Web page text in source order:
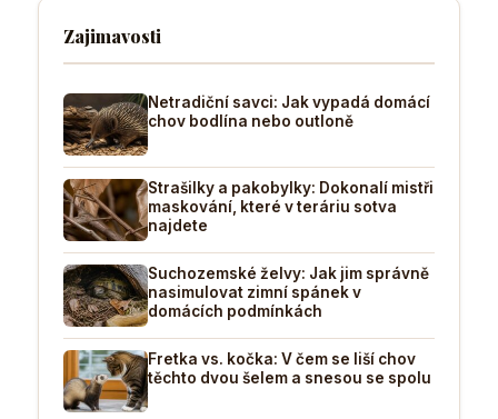
Zajimavosti
Netradiční savci: Jak vypadá domácí
chov bodlína nebo outloně
Strašilky a pakobylky: Dokonalí mistři
maskování, které v teráriu sotva
najdete
Suchozemské želvy: Jak jim správně
nasimulovat zimní spánek v
domácích podmínkách
Fretka vs. kočka: V čem se liší chov
těchto dvou šelem a snesou se spolu